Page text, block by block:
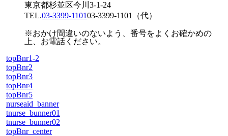
東京都杉並区今川3-1-24
TEL.03-3399-110103-3399-1101 （代）
※おかけ間違いのないよう、番号をよくお確かめの
上、お電話ください。
topBnr1-2
topBnr2
topBnr3
topBnr4
topBnr5
nurseaid_banner
tnurse_bunner01
tnurse_bunner02
topBnr_center